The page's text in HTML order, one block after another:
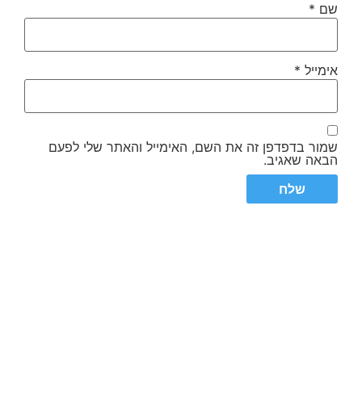
שם *
אימייל *
שמור בדפדפן זה את השם, האימייל והאתר שלי לפעם
הבאה שאגיב.